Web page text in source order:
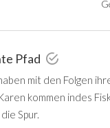
Pfad
mit den Folgen
kommen indes
Spur.